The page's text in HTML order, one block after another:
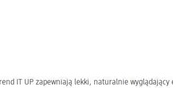
IT UP zapewniają lekki, naturalnie